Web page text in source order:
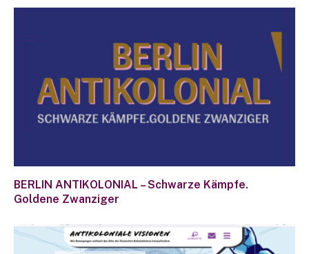
BERLIN ANTIKOLONIAL – Schwarze Kämpfe.
Goldene Zwanziger